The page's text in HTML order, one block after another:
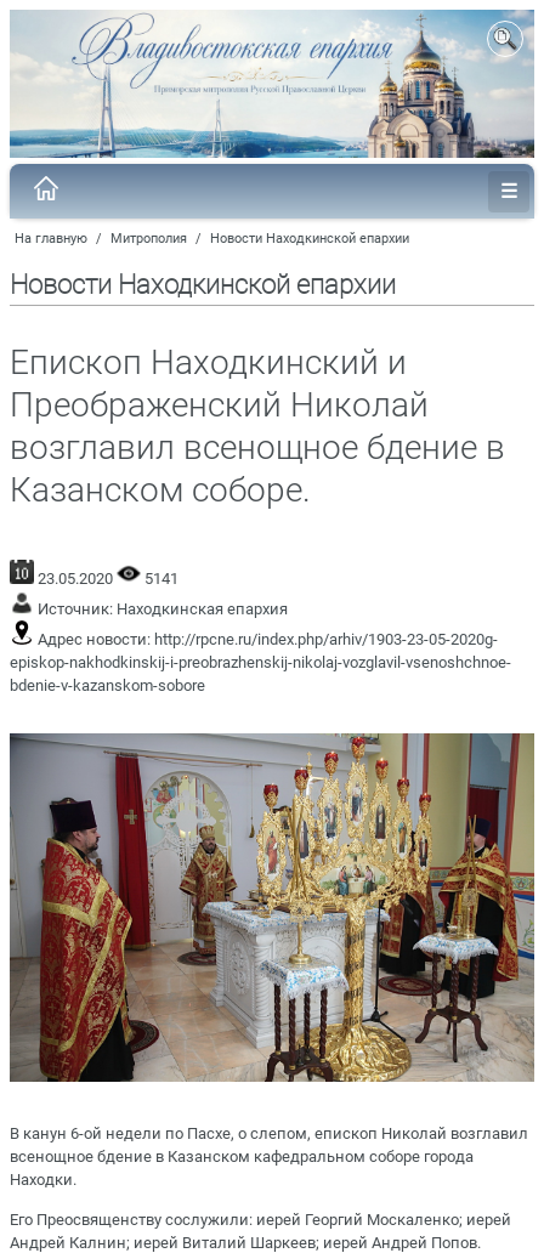
На главную / Митрополия / Новости Находкинской епархии
Новости Находкинской епархии
Епископ Находкинский и
Преображенский Николай
возглавил всенощное бдение в
Казанском соборе.
23.05.2020
5141
Источник: Находкинская епархия
Адрес новости: http://rpcne.ru/index.php/arhiv/1903-23-05-2020g-
episkop-nakhodkinskij-i-preobrazhenskij-nikolaj-vozglavil-vsenoshchnoe-
bdenie-v-kazanskom-sobore
В канун 6-ой недели по Пасхе, о слепом, епископ Николай возглавил
всенощное бдение в Казанском кафедральном соборе города
Находки.
Его Преосвященству сослужили: иерей Георгий Москаленко; иерей
Андрей Калнин; иерей Виталий Шаркеев; иерей Андрей Попов.